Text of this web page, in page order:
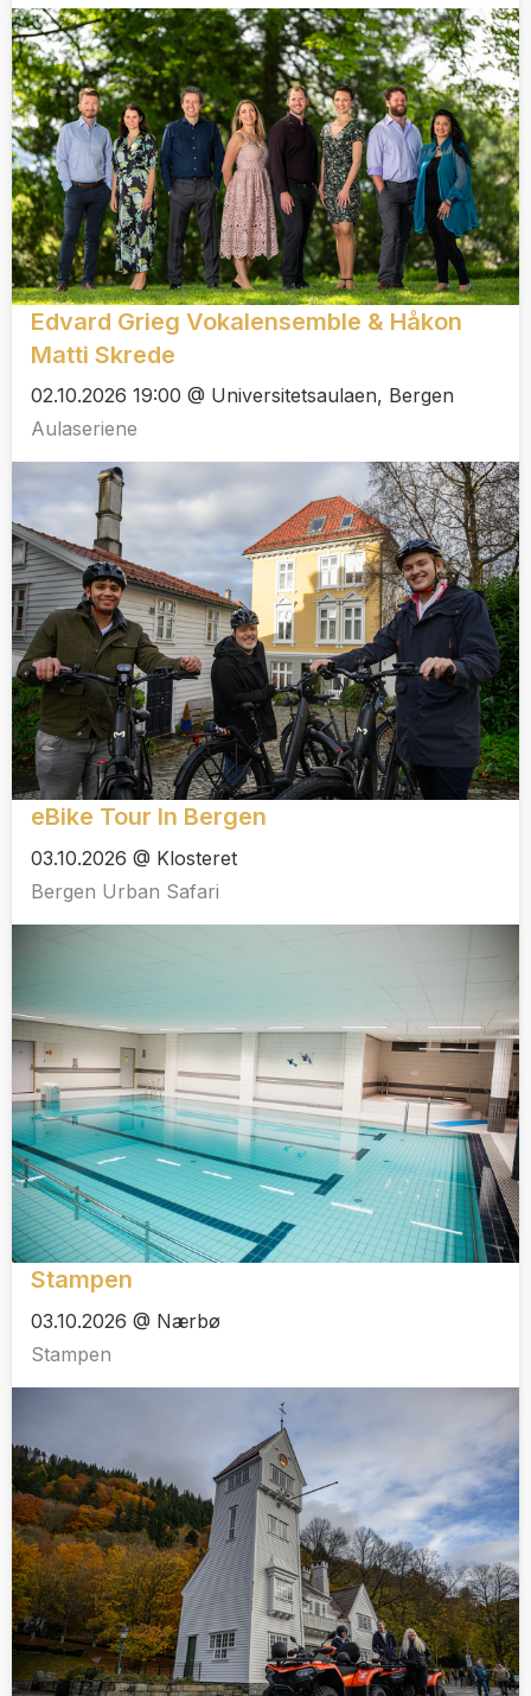
Edvard Grieg Vokalensemble & Håkon
Matti Skrede
02.10.2026 19:00 @ Universitetsaulaen, Bergen
Aulaseriene
eBike Tour In Bergen
03.10.2026 @ Klosteret
Bergen Urban Safari
Stampen
03.10.2026 @ Nærbø
Stampen